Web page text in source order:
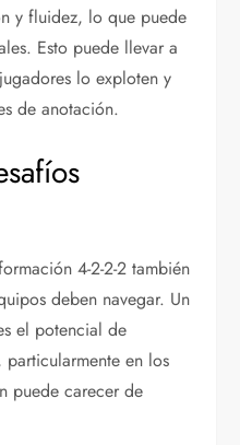
y fluidez, lo que puede
Esto puede llevar a
lo exploten y
de anotación.
4-2-2-2 también
deben navegar. Un
el potencial de
en los
puede carecer de